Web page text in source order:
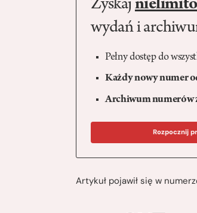
Zyskaj
wydań i
Pełny dostęp do
Każdy nowy numer
Archiwum numerów
Rozpocznij
Artykuł pojawił się w